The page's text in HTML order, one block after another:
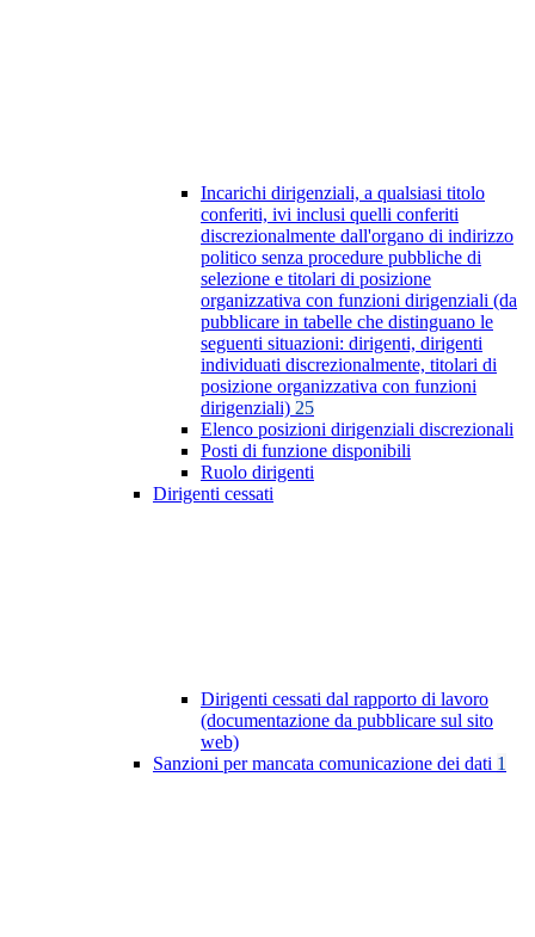
Incarichi dirigenziali, a qualsiasi titolo
conferiti, ivi inclusi quelli conferiti
discrezionalmente dall'organo di indirizzo
politico senza procedure pubbliche di
selezione e titolari di posizione
organizzativa con funzioni dirigenziali (da
pubblicare in tabelle che distinguano le
seguenti situazioni: dirigenti, dirigenti
individuati discrezionalmente, titolari di
posizione organizzativa con funzioni
dirigenziali) 25
Elenco posizioni dirigenziali discrezionali
Posti di funzione disponibili
Ruolo dirigenti
Dirigenti cessati
Dirigenti cessati dal rapporto di lavoro
(documentazione da pubblicare sul sito
web)
Sanzioni per mancata comunicazione dei dati 1